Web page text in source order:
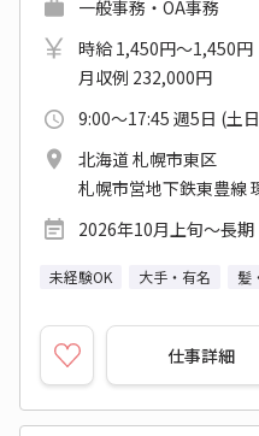
一般事務・OA事務
時給 1,450円～1,450円
月収例 232,000円
9:00～17:45 週5日 (土
北海道 札幌市東区
札幌市営地下鉄東豊線
2026年10月上旬～長期
未経験OK 大手・有名 髪
仕事詳細